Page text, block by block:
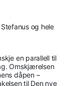
og hele
en parallell til
Omskjærelsen
dåpen –
til Den nye